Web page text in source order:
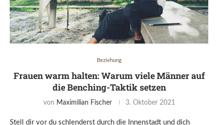
Beziehung
Frauen warm halten: Warum viele Männer auf
die Benching-Taktik setzen
von Maximilian Fischer 3. Oktober 2021
Stell dir vor du schlenderst durch die Innenstadt und dich